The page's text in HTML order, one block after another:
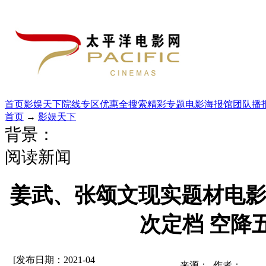
首页影娱天下院线专区优惠全搜索精彩专题电影海报馆团队播
首页 → 影娱天下
背景：
阅读新闻
姜武、张颂文现实题材电
次定档 空降
[发布日期：2021-04